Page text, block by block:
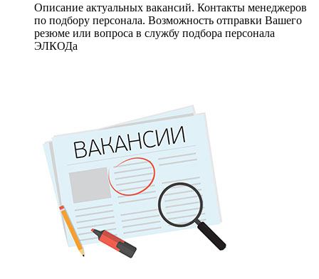
Описание актуальных вакансий. Контакты менеджеров
по подбору персонала. Возможность отправки Вашего
резюме или вопроса в службу подбора персонала
ЭЛКОДа